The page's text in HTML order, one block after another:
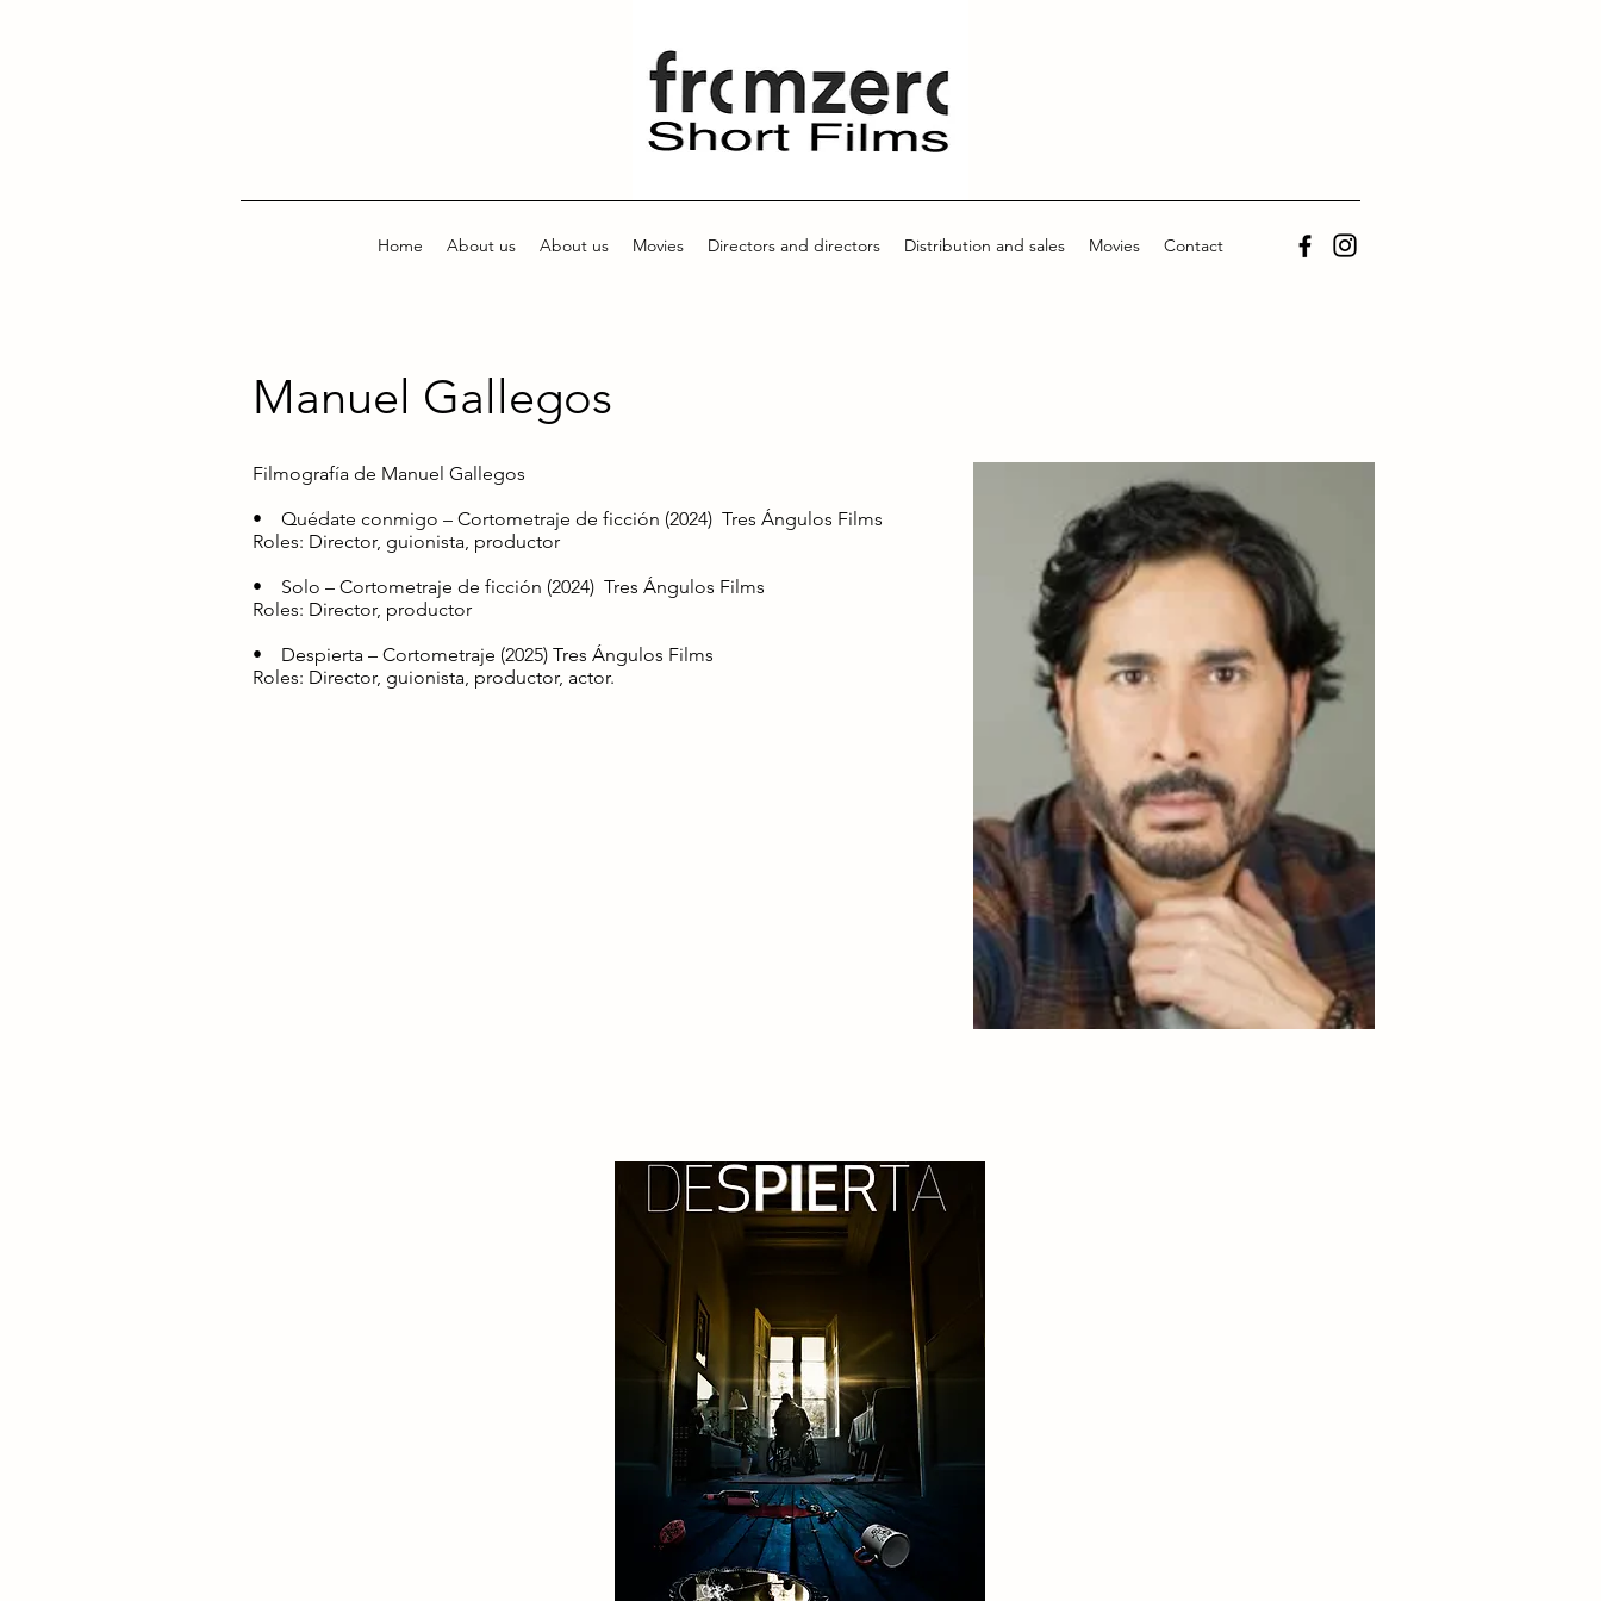
Home About us About us Movies Directors and directors Distribution and sales Movies Contact
Manuel Gallegos
Filmografía de Manuel Gallegos
• Quédate conmigo – Cortometraje de ficción (2024) Tres Ángulos Films
Roles: Director, guionista, productor
• Solo – Cortometraje de ficción (2024) Tres Ángulos Films
Roles: Director, productor
• Despierta – Cortometraje (2025) Tres Ángulos Films
Roles: Director, guionista, productor, actor.